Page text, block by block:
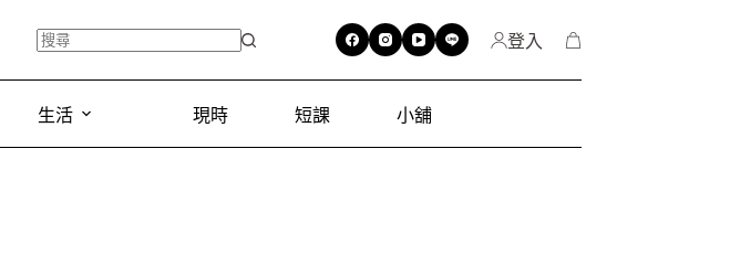
登入
生活 現時 短課 小舖